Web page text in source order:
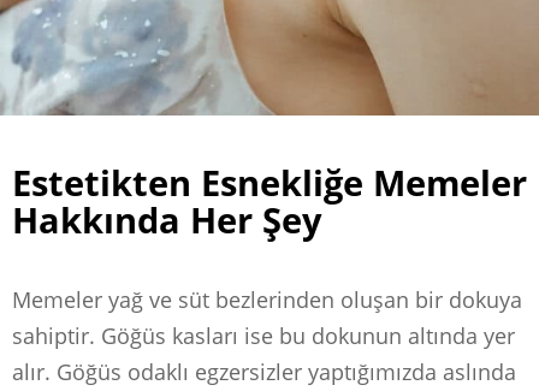
Estetikten Esnekliğe Memeler
Hakkında Her Şey
Memeler yağ ve süt bezlerinden oluşan bir dokuya
sahiptir. Göğüs kasları ise bu dokunun altında yer
alır. Göğüs odaklı egzersizler yaptığımızda aslında